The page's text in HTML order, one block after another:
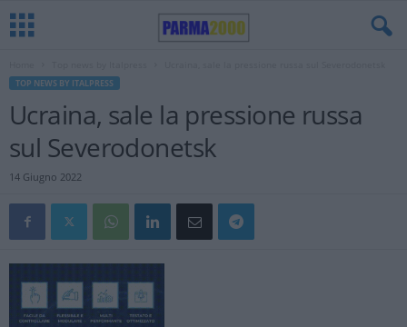
TOP NEWS BY ITALPRESS
Ucraina, sale la pressione russa
sul Severodonetsk
14 Giugno 2022